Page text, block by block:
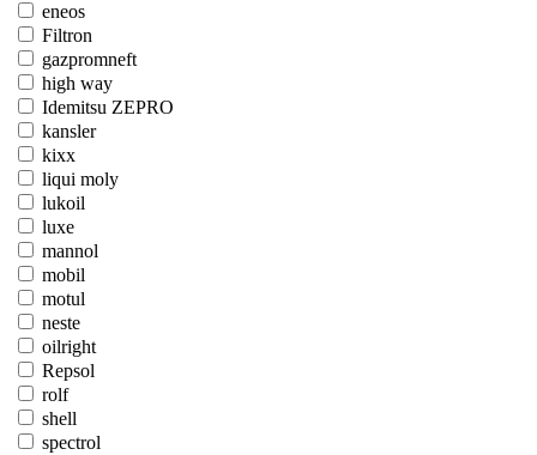
eneos
Filtron
gazpromneft
high way
Idemitsu ZEPRO
kansler
kixx
liqui moly
lukoil
luxe
mannol
mobil
motul
neste
oilright
Repsol
rolf
shell
spectrol